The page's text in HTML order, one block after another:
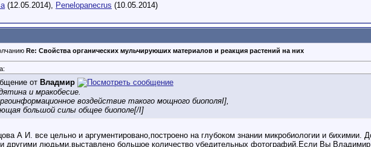
(12.05.2014), Penelopanecrus (10.05.2014)
Re: Свойства органических мульчируюших материалов и реакция растений на них
от Владмир
и мракобесие.
воздействие такого мощного биополяI],
большой силы общее биополе[/I]
А И. все цельно и аргументировано,построено на глубоком знании микробиологии и бихимии.
другими людьми,выставлено большое количество убедительных фотографий.Если Вы Владимир